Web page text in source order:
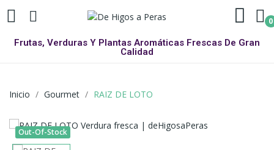
0
Frutas, Verduras Y Plantas Aromáticas Frescas De Gran
Calidad
Inicio Gourmet RAIZ DE LOTO
Out-Of-Stock